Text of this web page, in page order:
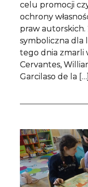
celu promocji
ochrony
praw
symboliczna dla
tego dnia zmarli
Cervantes,
Garcilaso de la […]